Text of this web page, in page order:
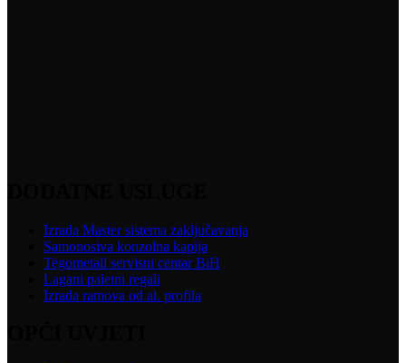
Izrada Master sistema zaključavanja
Samonosiva konzolna kapija
Tegometall servisni centar BiH
Lagani paletni regali
Izrada ramova od al. profila